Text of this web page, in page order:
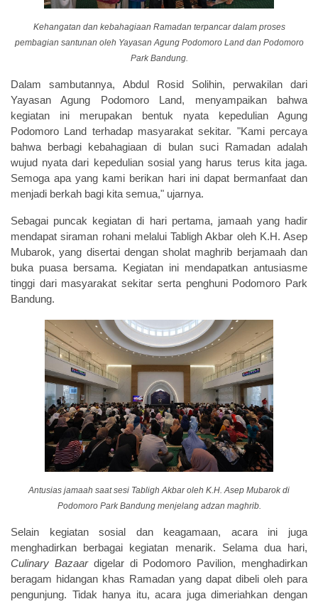
Kehangatan dan kebahagiaan Ramadan terpancar dalam proses
pembagian santunan oleh Yayasan Agung Podomoro Land dan Podomoro
Park Bandung.
Dalam sambutannya, Abdul Rosid Solihin, perwakilan dari
Yayasan Agung Podomoro Land, menyampaikan bahwa
kegiatan ini merupakan bentuk nyata kepedulian Agung
Podomoro Land terhadap masyarakat sekitar. "Kami percaya
bahwa berbagi kebahagiaan di bulan suci Ramadan adalah
wujud nyata dari kepedulian sosial yang harus terus kita jaga.
Semoga apa yang kami berikan hari ini dapat bermanfaat dan
menjadi berkah bagi kita semua," ujarnya.
Sebagai puncak kegiatan di hari pertama, jamaah yang hadir
mendapat siraman rohani melalui Tabligh Akbar oleh K.H. Asep
Mubarok, yang disertai dengan sholat maghrib berjamaah dan
buka puasa bersama. Kegiatan ini mendapatkan antusiasme
tinggi dari masyarakat sekitar serta penghuni Podomoro Park
Bandung.
Antusias jamaah saat sesi Tabligh Akbar oleh K.H. Asep Mubarok di
Podomoro Park Bandung menjelang adzan maghrib.
Selain kegiatan sosial dan keagamaan, acara ini juga
menghadirkan berbagai kegiatan menarik. Selama dua hari,
Culinary Bazaar digelar di Podomoro Pavilion, menghadirkan
beragam hidangan khas Ramadan yang dapat dibeli oleh para
pengunjung. Tidak hanya itu, acara juga dimeriahkan dengan